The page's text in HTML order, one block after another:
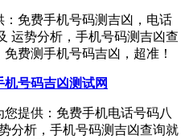
免费手机号码测吉凶，电话
运势分析，手机号码测吉凶查
费测手机号码吉凶，超准！
机号码吉凶测试网
提供：免费手机电话号码八
分析，手机号码测吉凶查询就